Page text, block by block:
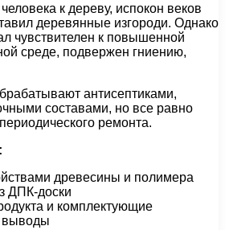
к дереву, испокон веков
деревянные изгороди. Однако
чувствителен к повышенной
среде, подвержен гниению,
антисептиками,
составами, но все равно
ремонта.
древесины и полимера
ДПК-доски
и комплектующие
выводы